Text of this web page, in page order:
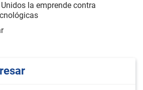
la emprende contra